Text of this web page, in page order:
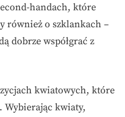
handach, które
również o szklankach –
dobrze współgrać z
kwiatowych, które
Wybierając kwiaty,